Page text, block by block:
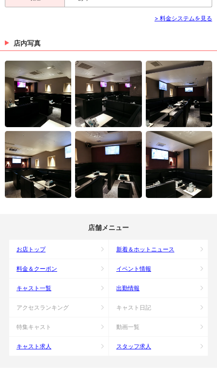
> 料金システムを見る
店内写真
店舗メニュー
お店トップ 新着＆ホットニュース
料金＆クーポン イベント情報
キャスト一覧 出勤情報
アクセスランキング キャスト日記
特集キャスト 動画一覧
キャスト求人 スタッフ求人